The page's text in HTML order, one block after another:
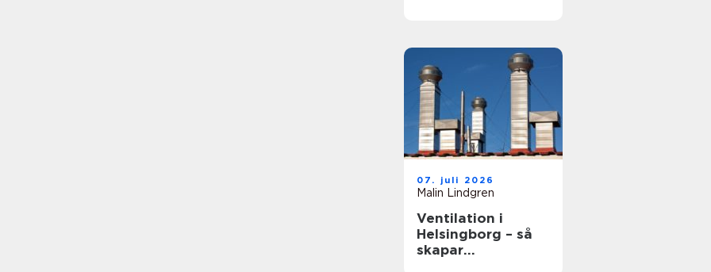
07. juli 2026
Malin Lindgren
Ventilation i
Helsingborg – så
skapar